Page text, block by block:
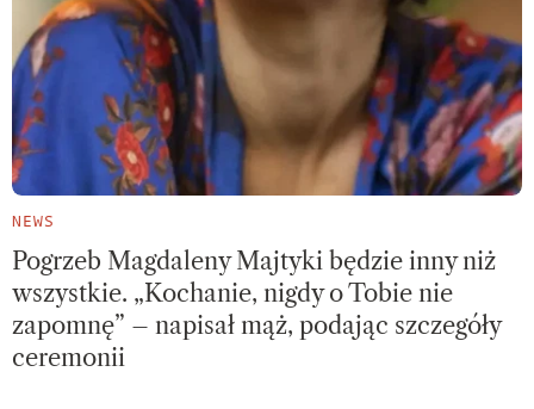
NEWS
Pogrzeb Magdaleny Majtyki będzie inny niż
wszystkie. „Kochanie, nigdy o Tobie nie
zapomnę” – napisał mąż, podając szczegóły
ceremonii